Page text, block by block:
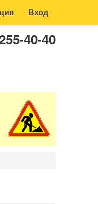
Вход
40-40